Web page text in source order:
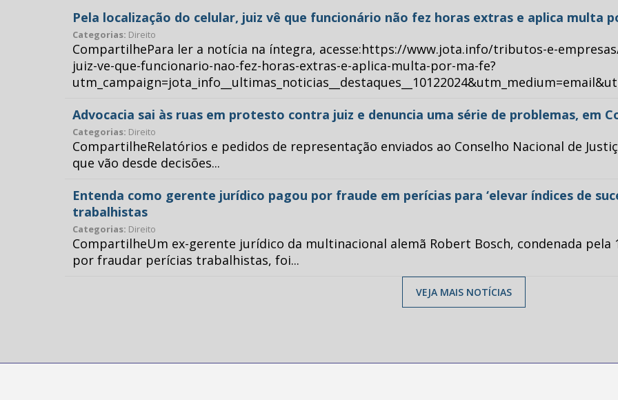
Pela localização do celular, juiz vê que funcionário não fez horas extras e aplica multa
Categorias: Direito
CompartilhePara ler a notícia na íntegra, acesse:https://www.jota.info/tributos-e-
juiz-ve-que-funcionario-nao-fez-horas-extras-e-aplica-multa-por-ma-fe?
Advocacia sai às ruas em protesto contra juiz e denuncia uma série de problemas, em
Categorias: Direito
CompartilheRelatórios e pedidos de representação enviados ao Conselho Nacional de
que vão desde decisões...
Entenda como gerente jurídico pagou por fraude em perícias para ‘elevar índices de
trabalhistas
Categorias: Direito
CompartilheUm ex-gerente jurídico da multinacional alemã Robert Bosch, condenada pela
por fraudar perícias trabalhistas, foi...
VEJA MAIS NOTÍCIAS